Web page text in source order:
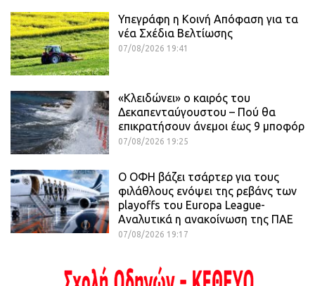
Υπεγράφη η Κοινή Απόφαση για τα
νέα Σχέδια Βελτίωσης
07/08/2026 19:41
«Κλειδώνει» ο καιρός του
Δεκαπενταύγουστου – Πού θα
επικρατήσουν άνεμοι έως 9 μποφόρ
07/08/2026 19:25
Ο ΟΦΗ βάζει τσάρτερ για τους
φιλάθλους ενόψει της ρεβάνς των
playoffs του Europa League-
Αναλυτικά η ανακοίνωση της ΠΑΕ
07/08/2026 19:17